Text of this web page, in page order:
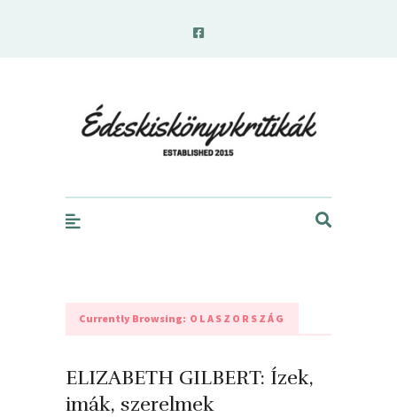
Currently Browsing: OLASZORSZÁG
ELIZABETH GILBERT: Ízek,
imák, szerelmek